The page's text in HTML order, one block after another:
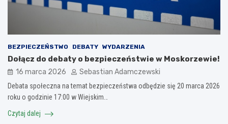
BEZPIECZEŃSTWO DEBATY WYDARZENIA
Dołącz do debaty o bezpieczeństwie w Moskorzewie!
16 marca 2026 Sebastian Adamczewski
Debata społeczna na temat bezpieczeństwa odbędzie się 20 marca 2026
roku o godzinie 17:00 w Wiejskim…
Czytaj dalej